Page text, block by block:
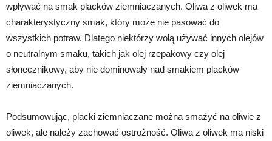
wpływać na smak placków ziemniaczanych. Oliwa z oliwek ma
charakterystyczny smak, który może nie pasować do
wszystkich potraw. Dlatego niektórzy wolą używać innych olejów
o neutralnym smaku, takich jak olej rzepakowy czy olej
słonecznikowy, aby nie dominowały nad smakiem placków
ziemniaczanych.
Podsumowując, placki ziemniaczane można smażyć na oliwie z
oliwek, ale należy zachować ostrożność. Oliwa z oliwek ma niski